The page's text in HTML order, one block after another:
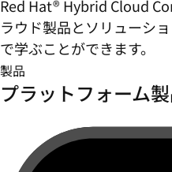
Red Hat® Hybrid Cloud
ラウド製品とソリューシ
で学ぶことができます。
製品
プラットフォーム